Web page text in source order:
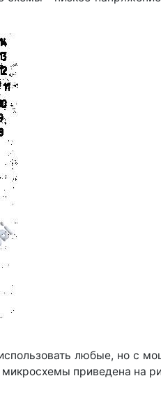
любые, но с
приведена на